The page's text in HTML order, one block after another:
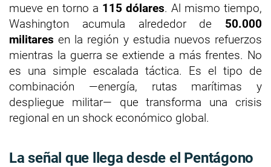
mueve en torno a 115 dólares. Al mismo tiempo,
Washington acumula alrededor de 50.000
militares en la región y estudia nuevos refuerzos
mientras la guerra se extiende a más frentes. No
es una simple escalada táctica. Es el tipo de
combinación —energía, rutas marítimas y
despliegue militar— que transforma una crisis
regional en un shock económico global.
La señal que llega desde el Pentágono